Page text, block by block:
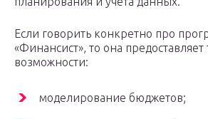
Если говорить конкретно про
«Финансист», то она предоставляет
возможности:
моделирование бюджетов;